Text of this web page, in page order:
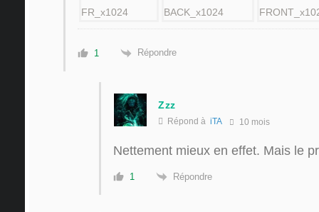
1 Répondre
Zzz
Répond à iTA 10 mois
Nettement mieux en effet. Mais le
1 Répondre